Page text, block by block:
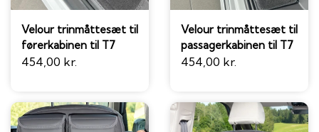
Velour trinmåttesæt til
førerkabinen til T7
454,00 kr.
Velour trinmåttesæt til
passagerkabinen til T7
454,00 kr.